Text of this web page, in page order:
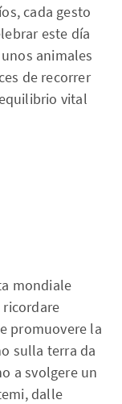
cada gesto
este día
animales
de recorrer
vital
mondiale
promuovere la
sulla terra da
a svolgere un
dalle